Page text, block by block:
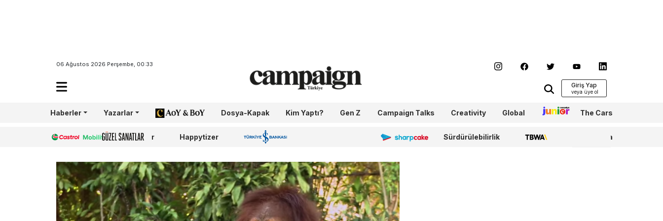
06 Ağustos 2026 Perşembe, 00:33
Giriş Yap
Haberler Yazarlar AoY/BoY Dosya-Kapak Kim Yaptı? Gen Z Campaign Talks Creativity Global Junior The Cars
Castrol Güzel Sanatlar Happytizer İş Bankası 100.Yıl Sharpcake Sürdürülebilirlik TBWA WPP Media